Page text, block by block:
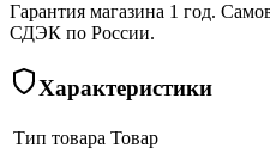
Гарантия магазина 1 год.
СДЭК по России.
Характеристики
Тип товара Товар